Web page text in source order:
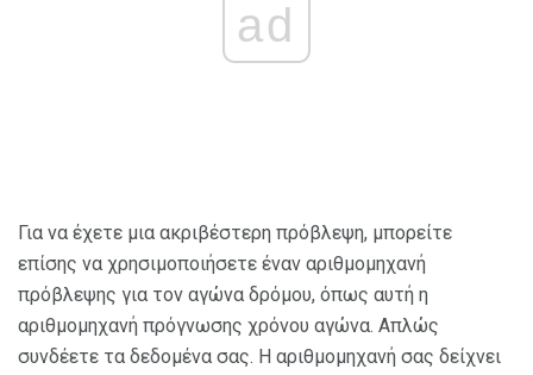
ad
Για να έχετε μια ακριβέστερη πρόβλεψη, μπορείτε
επίσης να χρησιμοποιήσετε έναν αριθμομηχανή
πρόβλεψης για τον αγώνα δρόμου, όπως αυτή η
αριθμομηχανή πρόγνωσης χρόνου αγώνα. Απλώς
συνδέετε τα δεδομένα σας. Η αριθμομηχανή σας δείχνει